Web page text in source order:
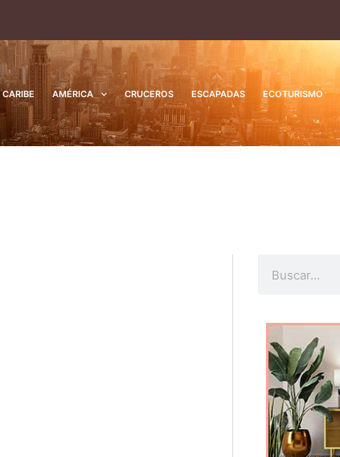
CARIBE AMÉRICA CRUCEROS ESCAPADAS ECOTURISMO